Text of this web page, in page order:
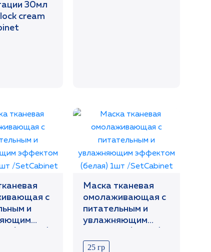
30мл
cream
с
и
Маска тканевая
омолаживающая с
питательным и
увлажняющим
1шт /SetCabinet
25 гр